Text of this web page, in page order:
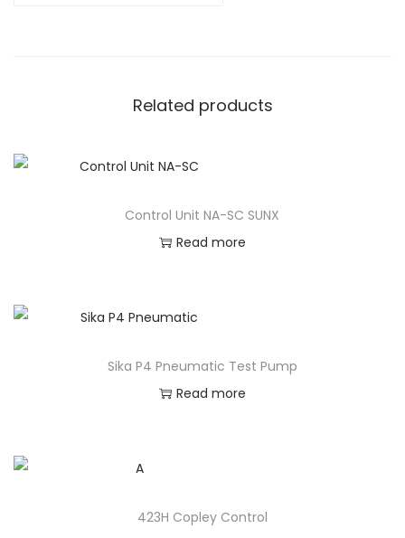
Related products
Control Unit NA-SC SUNX
Read more
Sika P4 Pneumatic Test Pump
Read more
423H Copley Control